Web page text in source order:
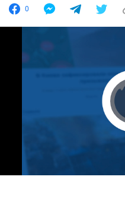
0